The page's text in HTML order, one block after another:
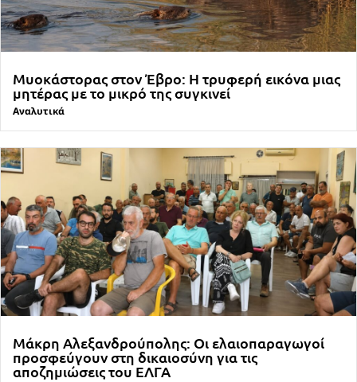
Μυοκάστορας στον Έβρο: Η τρυφερή εικόνα μιας
μητέρας με το μικρό της συγκινεί
Αναλυτικά
Μάκρη Αλεξανδρούπολης: Οι ελαιοπαραγωγοί
προσφεύγουν στη δικαιοσύνη για τις
αποζημιώσεις του ΕΛΓΑ